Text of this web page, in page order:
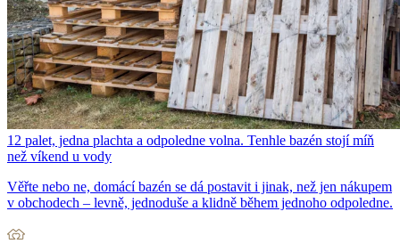
12 palet, jedna plachta a odpoledne volna. Tenhle bazén stojí míň
než víkend u vody
Věřte nebo ne, domácí bazén se dá postavit i jinak, než jen nákupem
v obchodech – levně, jednoduše a klidně během jednoho odpoledne.